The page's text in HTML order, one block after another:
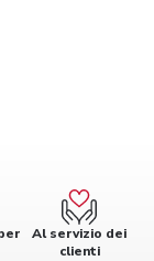
Al servizio dei
clienti